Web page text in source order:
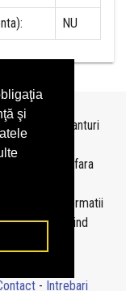
şi
NU
ultimelor bilanturi
TopFirme si fara
sau informatii
folosind
- Intrebari